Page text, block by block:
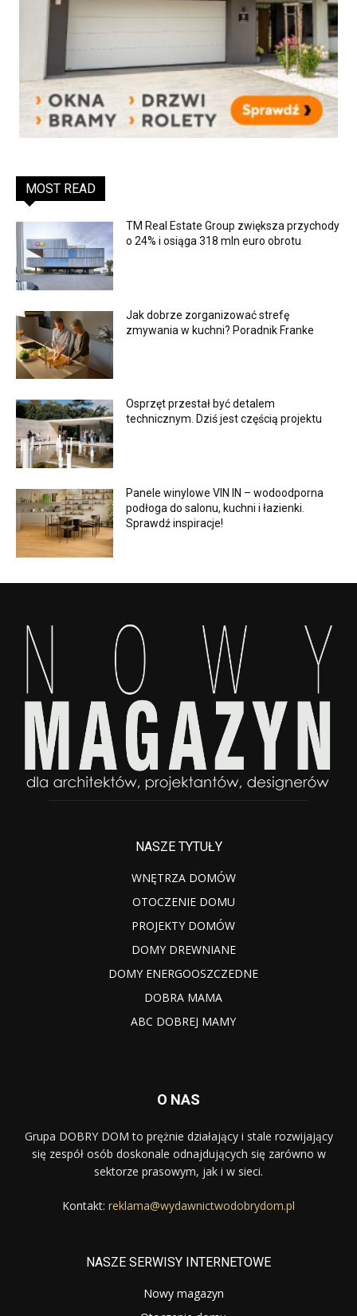
MOST READ
TM Real Estate Group zwiększa przychody
o 24% i osiąga 318 mln euro obrotu
Jak dobrze zorganizować strefę
zmywania w kuchni? Poradnik Franke
Osprzęt przestał być detalem
technicznym. Dziś jest częścią projektu
Panele winylowe VIN IN – wodoodporna
podłoga do salonu, kuchni i łazienki.
Sprawdź inspiracje!
NASZE TYTUŁY
WNĘTRZA DOMÓW
OTOCZENIE DOMU
PROJEKTY DOMÓW
DOMY DREWNIANE
DOMY ENERGOOSZCZEDNE
DOBRA MAMA
ABC DOBREJ MAMY
O NAS
Grupa DOBRY DOM to prężnie działający i stale rozwijający
się zespół osób doskonale odnajdujących się zarówno w
sektorze prasowym, jak i w sieci.
Kontakt: reklama@wydawnictwodobrydom.pl
NASZE SERWISY INTERNETOWE
Nowy magazyn